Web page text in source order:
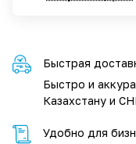
Быстрая
Быстро и
Казахстану и
Удобно для